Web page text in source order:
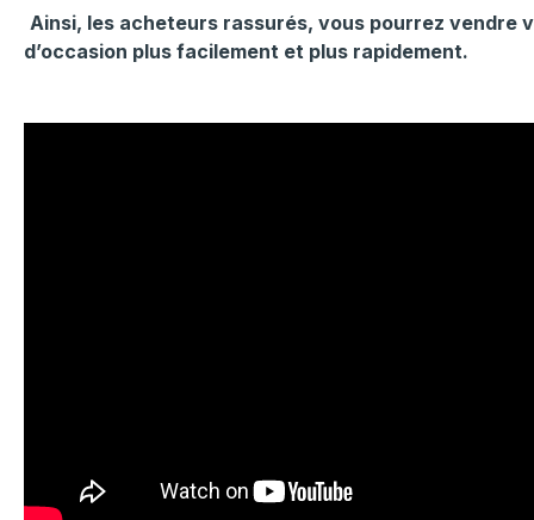
Ainsi, les acheteurs rassurés, vous pourrez vendre
d’occasion plus facilement et plus rapidement.